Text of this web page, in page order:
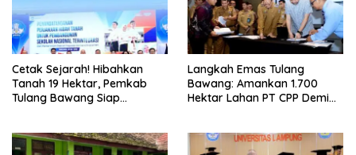
Cetak Sejarah! Hibahkan
Tanah 19 Hektar, Pemkab
Tulang Bawang Siap
Lampung
Langkah Emas Tulang
Bawang: Amankan 1.700
Hektar Lahan PT CPP Demi